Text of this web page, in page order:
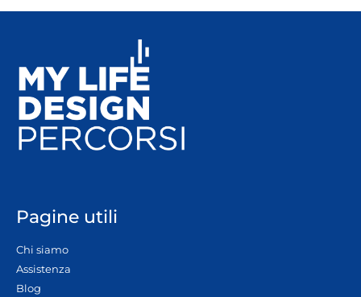
Pagine utili
Chi siamo
Assistenza
Blog